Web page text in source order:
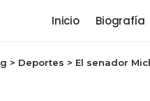
Inicio Biografía
> Deportes > El senador